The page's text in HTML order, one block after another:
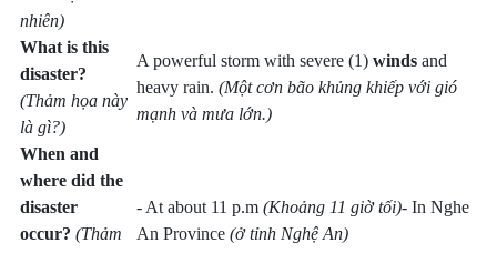
nhiên)
What is this
disaster?
(Thảm họa này
là gì?)
A powerful storm with severe (1)winds and
heavy rain.(Một cơn bão khủng khiếp với gió
mạnh và mưa lớn.)
When and
where did the
disaster
occur? (Thảm
- At about 11 p.m(Khoảng 11 giờ tối)- In Nghe
An Province (ở tỉnh Nghệ An)